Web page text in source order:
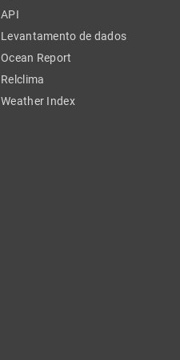
API
Levantamento de dados
Ocean Report
Relclima
Weather Index